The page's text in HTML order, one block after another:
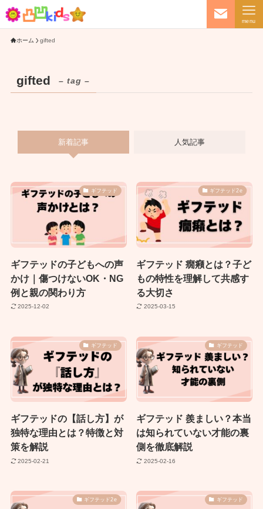
menu
ホーム gifted
gifted – tag –
新着記事 人気記事
ギフテッド
ギフテッドの子どもへの声
かけ｜傷つけないOK・NG
例と親の関わり方
2025-12-02
ギフテッド2e
ギフテッド 癇癪とは？子ど
もの特性を理解して共感す
る大切さ
2025-03-15
ギフテッド
ギフテッドの【話し方】が
独特な理由とは？特徴と対
策を解説
2025-02-21
ギフテッド
ギフテッド 羨ましい？本当
は知られていない才能の裏
側を徹底解説
2025-02-16
ギフテッド2e ギフテッド